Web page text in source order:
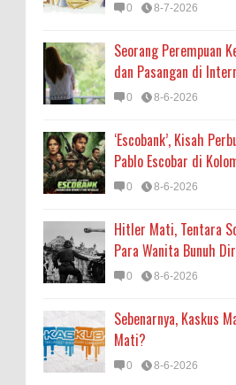
0 8-7-2026
Seorang Perempuan
dan Pasangan di
0 8-6-2026
‘Escobank’, Kisah
Pablo Escobar di
0 8-6-2026
Hitler Mati, Tentara
Para Wanita Bunuh
0 8-6-2026
Sebenarnya, Kaskus
Mati?
0 8-6-2026